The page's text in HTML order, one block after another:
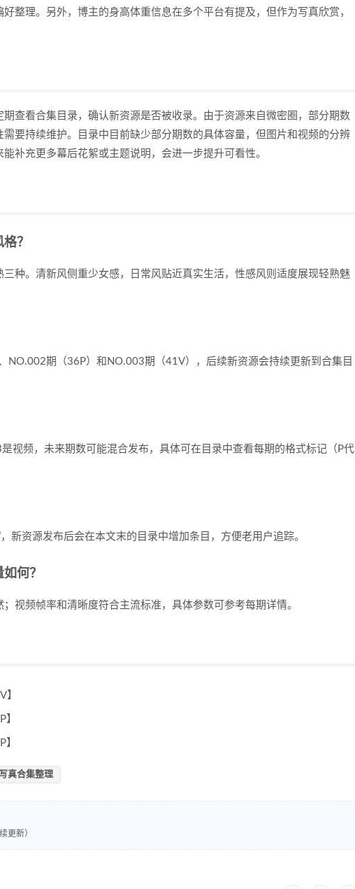
整理。另外，博主的身高体重信息在多个平台有提及，但作为写真欣赏，
查看合集目录，确认新资源是否被收录。由于资源来自微密圈，部分期数
要持续维护。目录中目前缺少部分期数的具体容量，但图片和视频的分辨
补充更多幕后花絮或主题说明，会进一步提升可看性。
？
种。清新风侧重少女感，日常风贴近真实生活，性感风则适度展现轻熟魅
NO.002期（36P）和NO.003期（41V），后续新资源会持续更新到合集目
视频，未来期数可能混合发布，具体可在目录中查看每期的格式标记（P代
新资源发布后会在本文末的目录中增加条目，方便老用户追踪。
何？
视频帧率和清晰度符合主流标准，具体参数可参考每期详情。
】
真合集整理
更新）